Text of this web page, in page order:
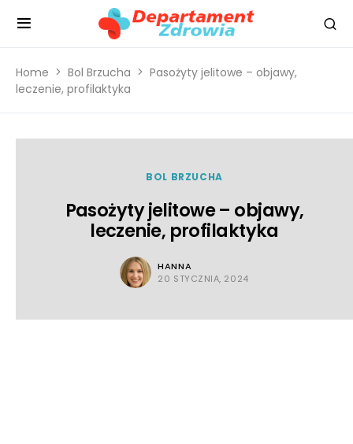
Home Bol Brzucha
Pasożyty jelitowe – objawy,
leczenie, profilaktyka
BOL BRZUCHA
Pasożyty jelitowe – objawy,
leczenie, profilaktyka
HANNA
20 STYCZNIA, 2024